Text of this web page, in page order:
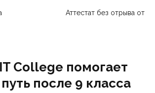
Аттестат без отрыва от
College помогает
после 9 класса